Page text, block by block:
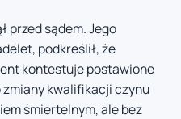
przed sądem. Jego
podkreślił, że
kontestuje postawione
zmiany kwalifikacji czynu
śmiertelnym, ale bez